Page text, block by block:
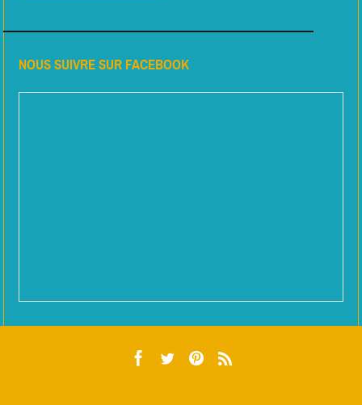
NOUS SUIVRE SUR FACEBOOK